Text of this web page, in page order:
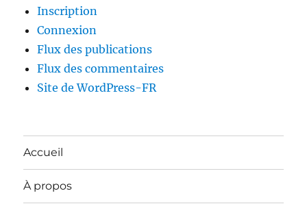
Inscription
Connexion
Flux des publications
Flux des commentaires
Site de WordPress-FR
Accueil
À propos